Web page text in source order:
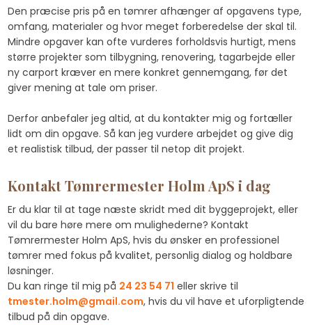
Den præcise pris på en tømrer afhænger af opgavens type,
omfang, materialer og hvor meget forberedelse der skal til.
Mindre opgaver kan ofte vurderes forholdsvis hurtigt, mens
større projekter som tilbygning, renovering, tagarbejde eller
ny carport kræver en mere konkret gennemgang, før det
giver mening at tale om priser.
Derfor anbefaler jeg altid, at du kontakter mig og fortæller
lidt om din opgave. Så kan jeg vurdere arbejdet og give dig
et realistisk tilbud, der passer til netop dit projekt.​
Kontakt Tømrermester Holm ApS i dag
Er du klar til at tage næste skridt med dit byggeprojekt, eller
vil du bare høre mere om mulighederne? Kontakt
Tømrermester Holm ApS, hvis du ønsker en professionel
tømrer med fokus på kvalitet, personlig dialog og holdbare
løsninger.
Du kan ringe til mig på 24 23 54 71 eller skrive til
tmester.holm@gmail.com, hvis du vil have et uforpligtende
tilbud på din opgave.